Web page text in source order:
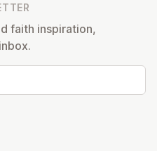
faith inspiration,